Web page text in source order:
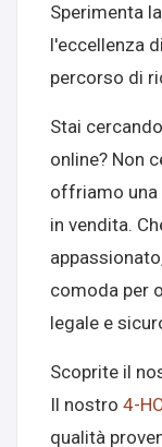
Sperimenta
l'eccellenza
percorso di
Stai
online? Non
offriamo una
in vendita.
comoda per
legale e
Scoprite il
Il nostro 4-
qualità